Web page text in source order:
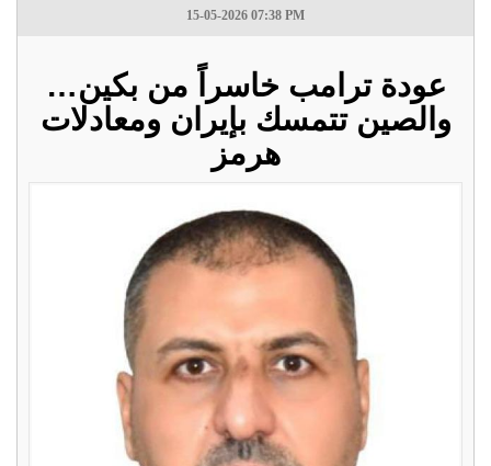
15-05-2026 07:38 PM
عودة ترامب خاسراً من بكين…
والصين تتمسك بإيران ومعادلات
هرمز